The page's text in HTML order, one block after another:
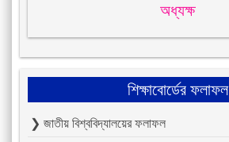
অধ্যক্ষ
শিক্ষাবোর্ডের ফলাফল
❯ জাতীয় বিশ্ববিদ্যালয়ের ফলাফল